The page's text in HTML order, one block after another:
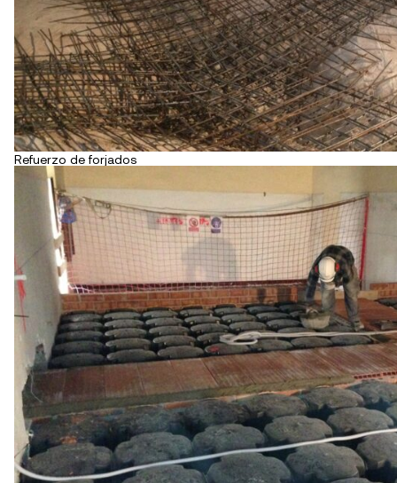
Refuerzo de forjados